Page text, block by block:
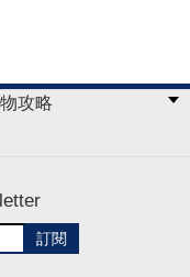
攻略
訂閱